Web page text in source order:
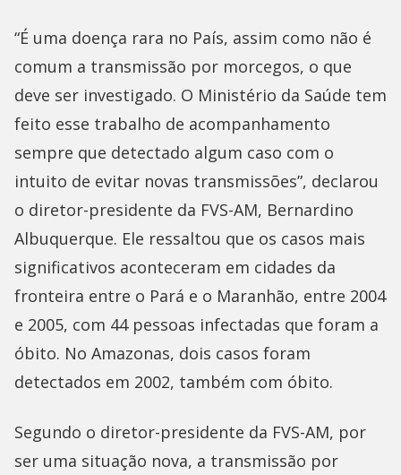
“É uma doença rara no País, assim como não é
comum a transmissão por morcegos, o que
deve ser investigado. O Ministério da Saúde tem
feito esse trabalho de acompanhamento
sempre que detectado algum caso com o
intuito de evitar novas transmissões”, declarou
o diretor-presidente da FVS-AM, Bernardino
Albuquerque. Ele ressaltou que os casos mais
significativos aconteceram em cidades da
fronteira entre o Pará e o Maranhão, entre 2004
e 2005, com 44 pessoas infectadas que foram a
óbito. No Amazonas, dois casos foram
detectados em 2002, também com óbito.
Segundo o diretor-presidente da FVS-AM, por
ser uma situação nova, a transmissão por